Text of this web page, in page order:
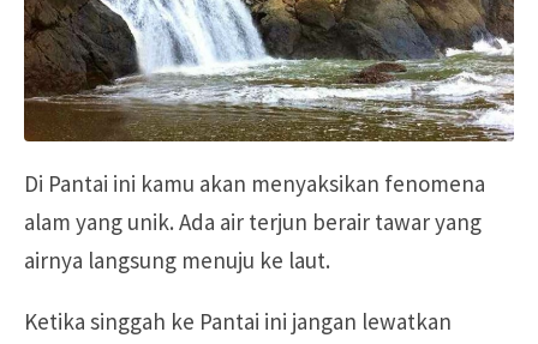
Di Pantai ini kamu akan menyaksikan fenomena
alam yang unik. Ada air terjun berair tawar yang
airnya langsung menuju ke laut.
Ketika singgah ke Pantai ini jangan lewatkan